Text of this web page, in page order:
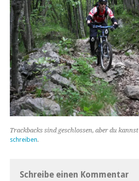
Trackbacks sind geschlossen, aber du kannst
schreiben.
Schreibe einen Kommentar